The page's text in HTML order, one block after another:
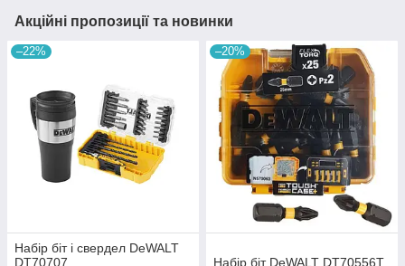
Акційні пропозиції та новинки
–22%
Набір біт і свердел DeWALT
DT70707
–20%
Набір біт DeWALT DT70556T